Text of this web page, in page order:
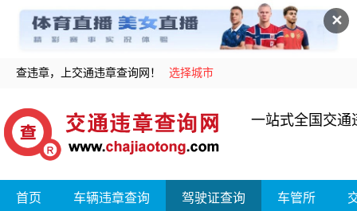
✕
查违章，上交通违章查询网！ 选择城市
一站式全国交通
首页 车辆违章查询 驾驶证查询 车管所